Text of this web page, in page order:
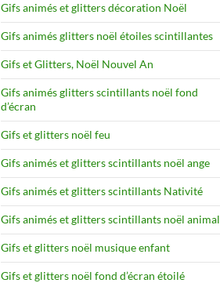
Gifs animés et glitters décoration Noël
Gifs animés glitters noël étoiles scintillantes
Gifs et Glitters, Noël Nouvel An
Gifs animés glitters scintillants noël fond
d’écran
Gifs et glitters noël feu
Gifs animés et glitters scintillants noël ange
Gifs animés et glitters scintillants Nativité
Gifs animés et glitters scintillants noël animal
Gifs et glitters noël musique enfant
Gifs et glitters noël fond d’écran étoilé